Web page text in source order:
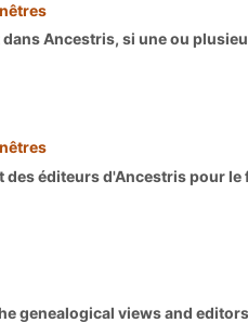
Ancestris, si une ou
des éditeurs d'Ancestris pour le
genealogical views and